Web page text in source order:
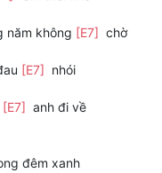
năm không [E7] chờ
[E7] nhói
[E7] anh đi về
đêm xanh